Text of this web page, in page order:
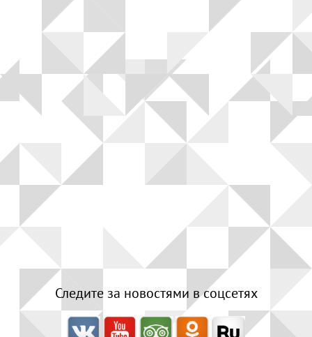
Следите за новостями в соцсетях